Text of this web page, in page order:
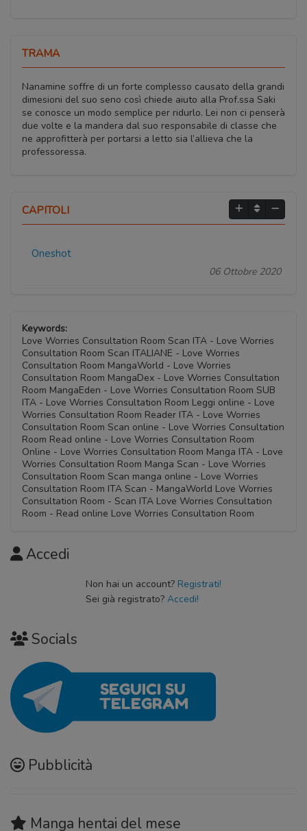
TRAMA
Nanamine soffre di un forte complesso causato della grandi
dimesioni del suo seno così chiede aiuto alla Prof.ssa Saki
se conosce un modo semplice per ridurlo. Lei non ci penserà
due volte e la mandera dal suo responsabile di classe che
ne approfitterà per portarsi a letto sia l’allieva che la
professoressa.
CAPITOLI
Oneshot
06 Ottobre 2020
Keywords:
Love Worries Consultation Room Scan ITA - Love Worries
Consultation Room Scan ITALIANE - Love Worries
Consultation Room MangaWorld - Love Worries
Consultation Room MangaDex - Love Worries Consultation
Room MangaEden - Love Worries Consultation Room SUB
ITA - Love Worries Consultation Room Leggi online - Love
Worries Consultation Room Reader ITA - Love Worries
Consultation Room Scan online - Love Worries Consultation
Room Read online - Love Worries Consultation Room
Online - Love Worries Consultation Room Manga ITA - Love
Worries Consultation Room Manga Scan - Love Worries
Consultation Room Scan manga online - Love Worries
Consultation Room ITA Scan - MangaWorld Love Worries
Consultation Room - Scan ITA Love Worries Consultation
Room - Read online Love Worries Consultation Room
Accedi
Non hai un account? Registrati!
Sei già registrato? Accedi!
Socials
Pubblicità
Manga hentai del mese